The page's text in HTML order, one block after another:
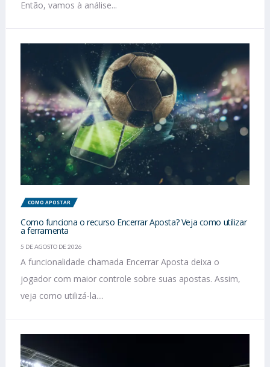
Então, vamos à análise...
COMO APOSTAR
Como funciona o recurso Encerrar Aposta? Veja como utilizar
a ferramenta
5 DE AGOSTO DE 2026
A funcionalidade chamada Encerrar Aposta deixa o
jogador com maior controle sobre suas apostas. Assim,
veja como utilizá-la....